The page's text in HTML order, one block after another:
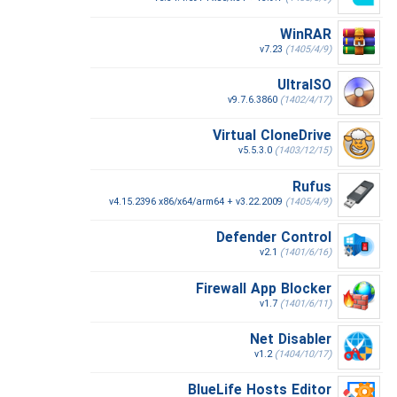
WinRAR
v7.23 (1405/4/9)
UltraISO
v9.7.6.3860 (1402/4/17)
Virtual CloneDrive
v5.5.3.0 (1403/12/15)
Rufus
v4.15.2396 x86/x64/arm64 + v3.22.2009 (1405/4/9)
Defender Control
v2.1 (1401/6/16)
Firewall App Blocker
v1.7 (1401/6/11)
Net Disabler
v1.2(1404/10/17)
BlueLife Hosts Editor